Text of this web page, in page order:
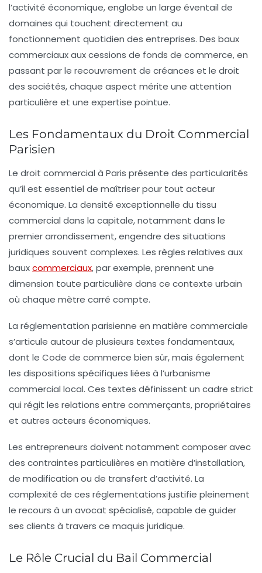
l’activité économique, englobe un large éventail de
domaines qui touchent directement au
fonctionnement quotidien des entreprises. Des baux
commerciaux aux cessions de fonds de commerce, en
passant par le recouvrement de créances et le droit
des sociétés, chaque aspect mérite une attention
particulière et une expertise pointue.
Les Fondamentaux du Droit Commercial
Parisien
Le droit commercial à Paris présente des particularités
qu’il est essentiel de maîtriser pour tout acteur
économique. La densité exceptionnelle du tissu
commercial dans la capitale, notamment dans le
premier arrondissement, engendre des situations
juridiques souvent complexes. Les règles relatives aux
bauxcommerciaux, par exemple, prennent une
dimension toute particulière dans ce contexte urbain
où chaque mètre carré compte.
La réglementation parisienne en matière commerciale
s’articule autour de plusieurs textes fondamentaux,
dont le Code de commerce bien sûr, mais également
les dispositions spécifiques liées à l’urbanisme
commercial local. Ces textes définissent un cadre strict
qui régit les relations entre commerçants, propriétaires
et autres acteurs économiques.
Les entrepreneurs doivent notamment composer avec
des contraintes particulières en matière d’installation,
de modification ou de transfert d’activité. La
complexité de ces réglementations justifie pleinement
le recours à un avocat spécialisé, capable de guider
ses clients à travers ce maquis juridique.
Le Rôle Crucial du Bail Commercial